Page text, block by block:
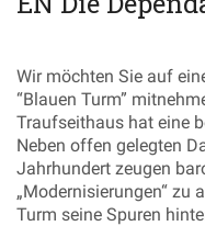
Wir möchten Sie auf
“Blauen Turm”
Traufseithaus hat eine
Neben offen gelegten
Jahrhundert zeugen
„Modernisierungen“ zu
Turm seine Spuren